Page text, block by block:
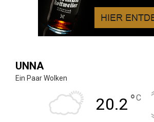
UNNA
Ein Paar Wolken
20.2 °C